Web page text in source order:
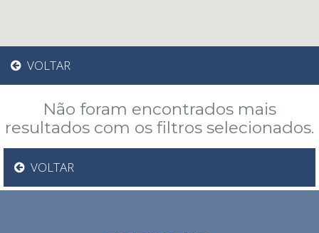
VOLTAR
Não foram encontrados mais
resultados com os filtros selecionados.
VOLTAR